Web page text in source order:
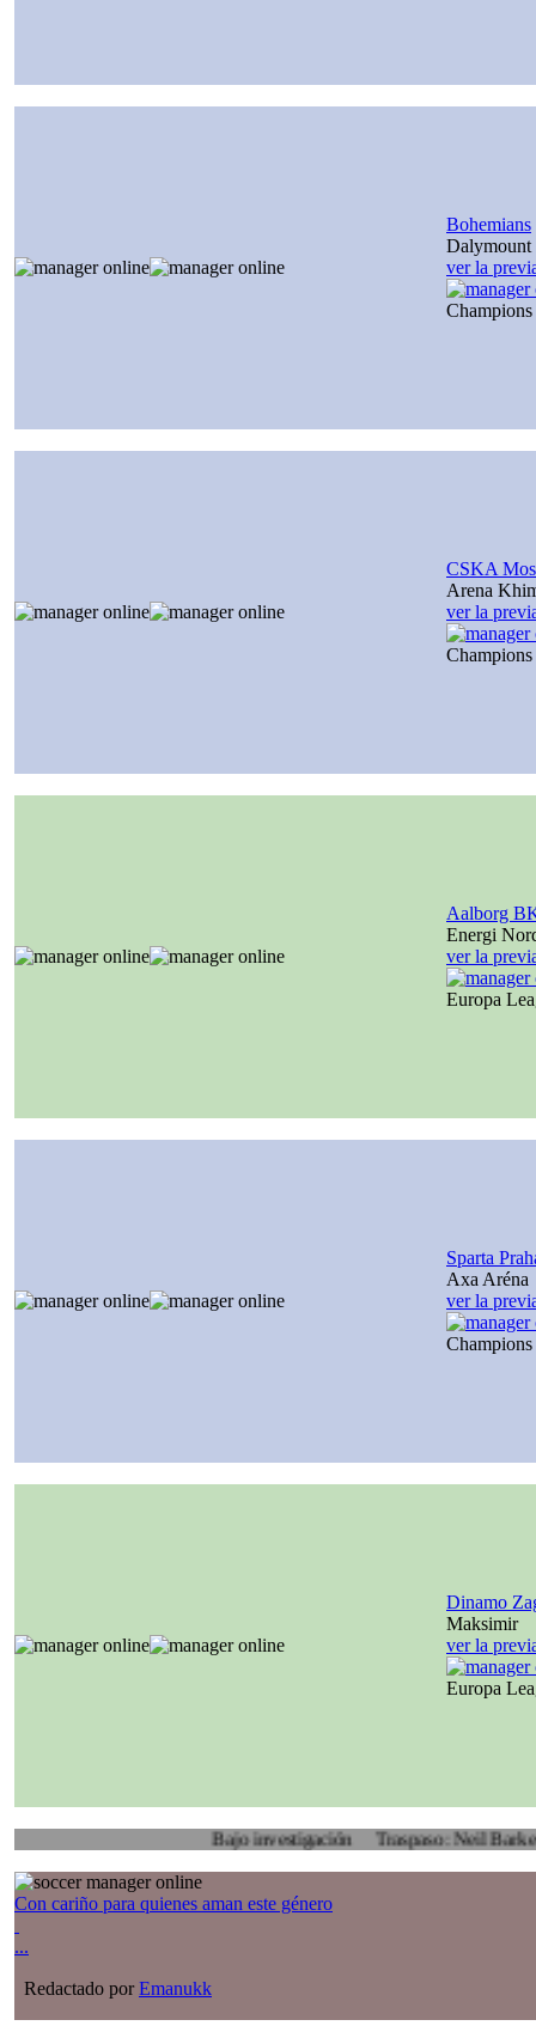
Bohemians
Dalymount
ver la
CSKA
Arena
ver la
Aalborg
Energi
ver la
Europa
Sparta
Axa Aréna
ver la
Dinamo
Maksimir
ver la
Europa
Bajo investigación Traspaso: Neil Barker,
Con cariño para quienes aman este género
...
Redactado porEmanukk